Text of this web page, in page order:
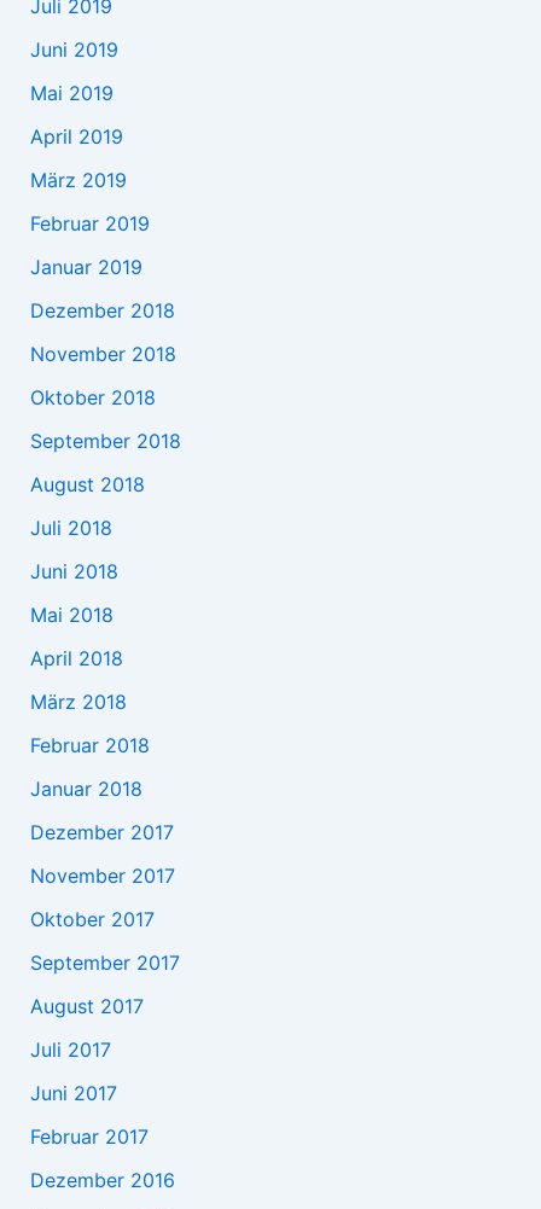
Juli 2019
Juni 2019
Mai 2019
April 2019
März 2019
Februar 2019
Januar 2019
Dezember 2018
November 2018
Oktober 2018
September 2018
August 2018
Juli 2018
Juni 2018
Mai 2018
April 2018
März 2018
Februar 2018
Januar 2018
Dezember 2017
November 2017
Oktober 2017
September 2017
August 2017
Juli 2017
Juni 2017
Februar 2017
Dezember 2016